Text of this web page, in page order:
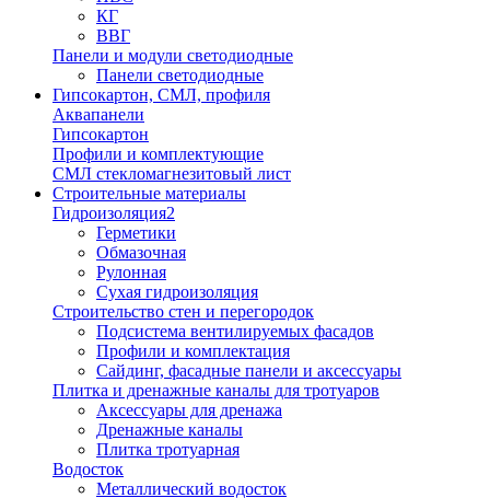
КГ
ВВГ
Панели и модули светодиодные
Панели светодиодные
Гипсокартон, СМЛ, профиля
Аквапанели
Гипсокартон
Профили и комплектующие
СМЛ стекломагнезитовый лист
Строительные материалы
Гидроизоляция2
Герметики
Обмазочная
Рулонная
Сухая гидроизоляция
Строительство стен и перегородок
Подсистема вентилируемых фасадов
Профили и комплектация
Сайдинг, фасадные панели и аксессуары
Плитка и дренажные каналы для тротуаров
Аксессуары для дренажа
Дренажные каналы
Плитка тротуарная
Водосток
Металлический водосток